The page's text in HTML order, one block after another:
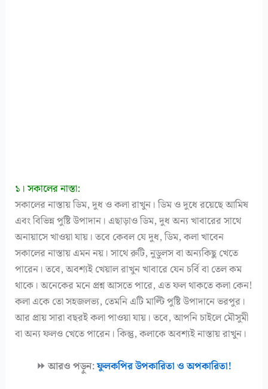
১। সকালের নাস্তা:
সকালের নাস্তায় ডিম, দুধ ও কলা রাখুন। ডিম ও দুধে রয়েছে আমিষ
এবং বিভিন্ন পুষ্টি উপাদান। এছাড়াও ডিম, দুধ অন্য খাবারের সাথে
অনায়াসে খাওয়া যায়। তবে কেবল যে দুধ, ডিম, কলা খাবেন
সকালের নাস্তায় এমন নয়। সাথে রুটি, নুডুলস বা অন্যকিছু খেতে
পারেন। তবে, অবশ্যই খেয়াল রাখুন খাবারে যেন চর্বি বা তেল কম
থাকে। অনেকের মনে প্রশ্ন আসতে পারে, এত ফল থাকতে কলা কেন!
কলা একে তো সহজলভ্য, তেমনি এটি মাল্টি পুষ্টি উপাদানে ভরপুর।
আর প্রায় সারা বছরই কলা পাওয়া যায়। তবে, আপনি চাইলে মৌসুমী
বা অন্য ফলও খেতে পারেন। কিন্তু, কলাকে অবশ্যই নাস্তায় রাখুন।
⏩ আরও পড়ুন:ফুলকপির উপকারিতা ও অপকারিতা!